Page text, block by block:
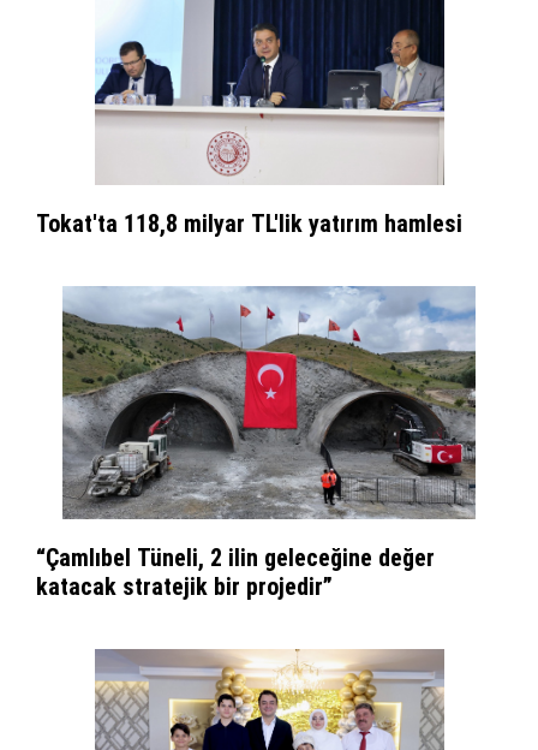
Tokat'ta 118,8 milyar TL'lik yatırım hamlesi
“Çamlıbel Tüneli, 2 ilin geleceğine değer
katacak stratejik bir projedir”